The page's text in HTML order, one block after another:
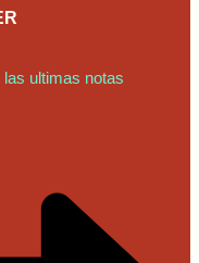
ultimas notas